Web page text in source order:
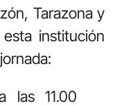
Tarazona y
institución
las 11.00